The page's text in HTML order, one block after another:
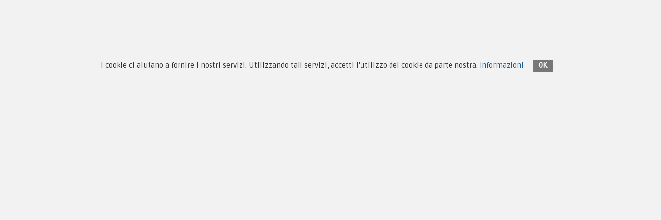
Chi siamo Novità Contattaci su Facebook
I cookie ci aiutano a fornire i nostri servizi. Utilizzando tali servizi, accetti l'utilizzo dei cookie da parte nostra. Informazioni OK